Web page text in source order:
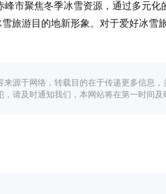
峰市聚焦冬季冰雪资源，通过多元
雪旅游目的地新形象。对于爱好冰
来源于网络，转载目的在于传递更多信息
，请及时通知我们，本网站将在第一时间及